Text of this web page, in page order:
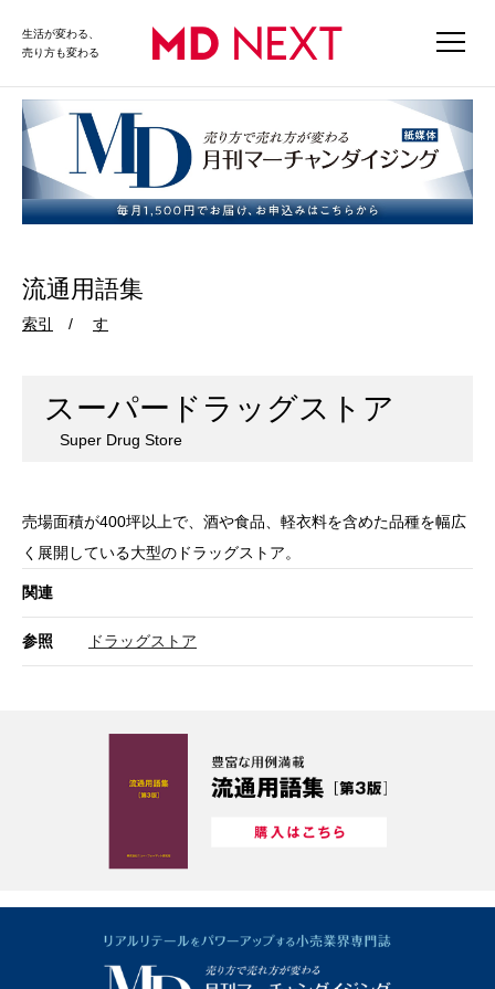
生活が変わる、
売り方も変わる
流通用語集
索引 す
スーパードラッグストア
Super Drug Store
売場面積が400坪以上で、酒や食品、軽衣料を含めた品種を幅広
く展開している大型のドラッグストア。
関連
参照 ドラッグストア